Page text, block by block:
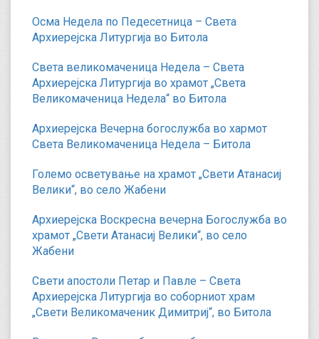
Осма Недела по Педесетница – Света
Архиерејска Литургија во Битола
Света великомаченица Недела – Света
Архиерејска Литургија во храмот „Света
Великомаченица Недела“ во Битола
Архиерејска Вечерна богослужба во хармот
Света Великомаченица Недела – Битола
Големо осветување на храмот „Свети Атанасиј
Велики“, во село Жабени
Архиерејска Воскресна вечерна Богослужба во
храмот „Свети Атанасиј Велики“, во село
Жабени
Свети апостоли Петар и Павле – Света
Архиерејска Литургија во соборниот храм
„Свети Великомаченик Димитриј“, во Битола